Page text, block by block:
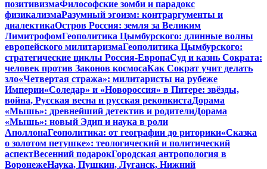
позитивизмаФилософские зомби и парадокс
физикализмаРазумный эгоизм: контраргументы и
диалектикаОстров Россия: земля за Великим
ЛимитрофомГеополитика Цымбурского: длинные волны
европейского милитаризмаГеополитика Цымбурского:
стратегические циклы Россия-ЕвропаСуд и казнь Сократа:
человек против Законов космосаКак Сократ учит делать
зло«Четвертая стража»: милитаристы на рубеже
Империи«Соледар» и «Новороссия» в Питере: звёзды,
война, Русская весна и русская реконкистаДорама
«Мышь»: древнейший детектив и родителиДорама
«Мышь»: новый Эдип и наука в роли
АполлонаГеополитика: от географии до риторики«Сказка
о золотом петушке»: теологический и политический
аспектВесенний подарокГородская антропология в
ВоронежеНаука, Пушкин, Луганск, Нижний